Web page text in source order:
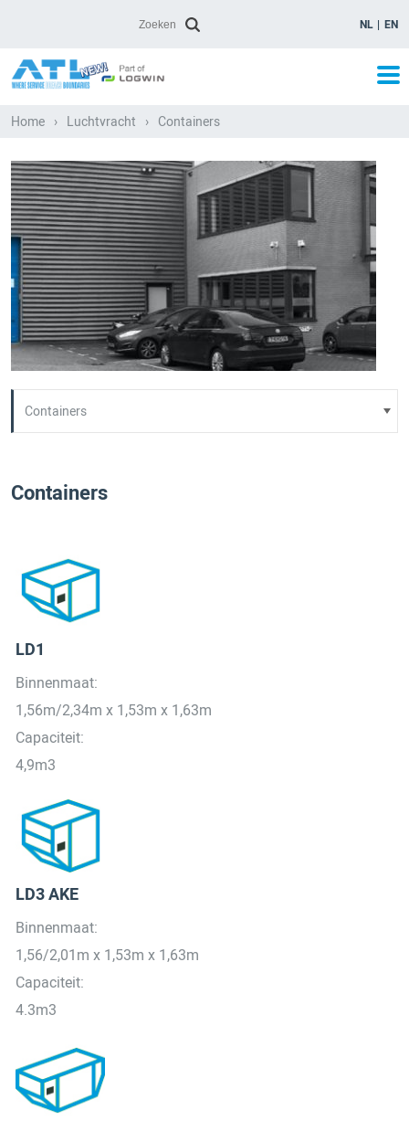
NL EN
Home › Luchtvracht › Containers
Containers
LD1
Binnenmaat:
1,56m/2,34m x 1,53m x 1,63m
Capaciteit:
4,9m3
LD3 AKE
Binnenmaat:
1,56/2,01m x 1,53m x 1,63m
Capaciteit:
4.3m3